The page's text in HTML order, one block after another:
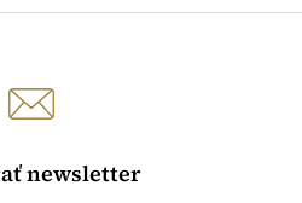
newsletter